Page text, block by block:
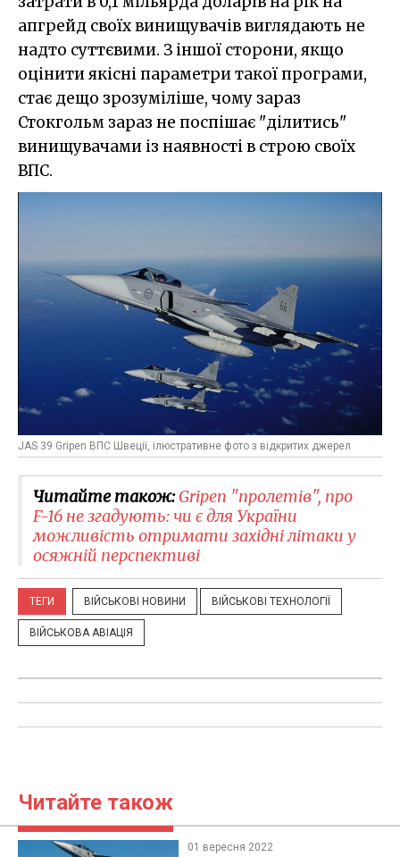
апгрейд своїх винищувачів виглядають не
надто суттєвими. З іншої сторони, якщо
оцінити якісні параметри такої програми,
стає дещо зрозуміліше, чому зараз
Стокгольм зараз не поспішає "ділитись"
винищувачами із наявності в строю своїх
ВПС.
JAS 39 Gripen ВПС Швеції, ілюстративне фото з відкритих джерел
Читайте також:Gripen "пролетів", про
F-16 не згадують: чи є для України
можливість отримати західні літаки у
осяжній перспективі
ТЕГИ ВІЙСЬКОВІ НОВИНИ ВІЙСЬКОВІ ТЕХНОЛОГІЇ
ВІЙСЬКОВА АВІАЦІЯ
Читайте також
01 вересня 2022